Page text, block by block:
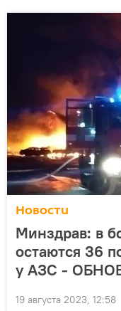
Новости
Минздрав: в
остаются 36
у АЗС -
19 августа 2023, 12:58